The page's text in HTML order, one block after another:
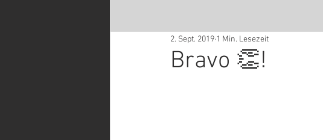
Bravo 👏!
2. Sept. 2019 1 Min. Lesezeit